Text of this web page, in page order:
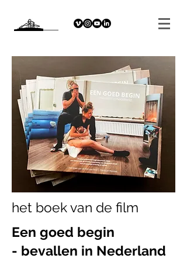
het boek van de film
Een goed begin
- bevallen in Nederland